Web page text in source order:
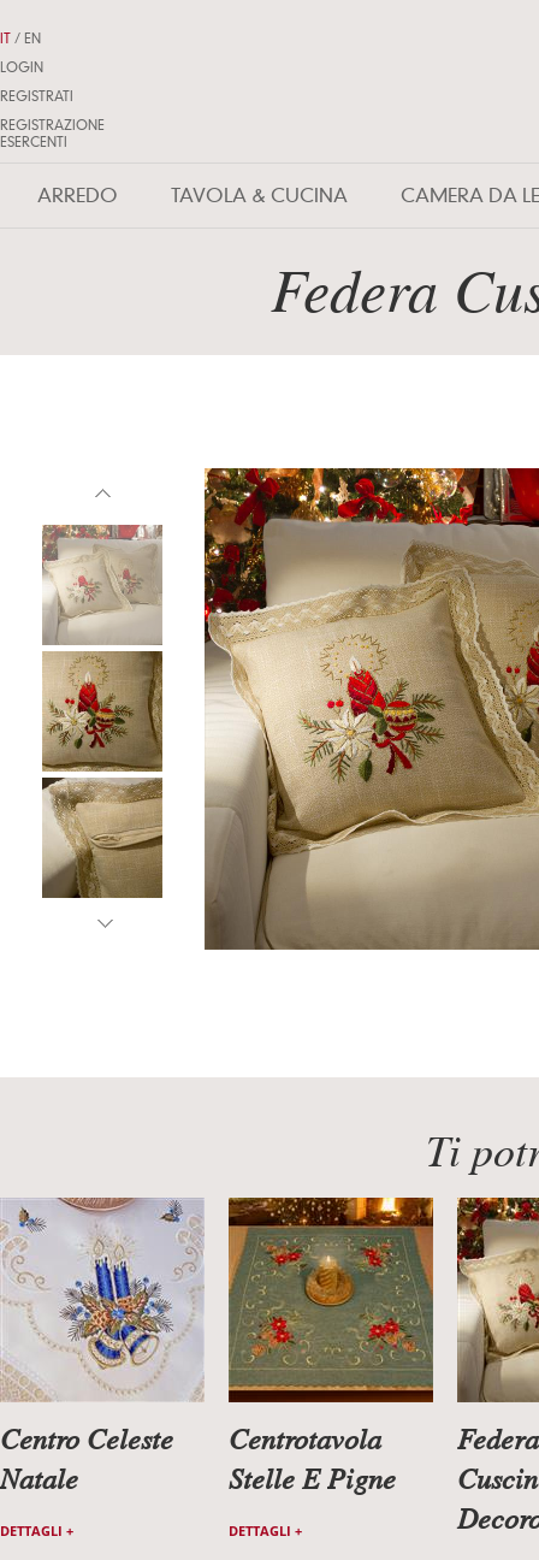
ARREDO TAVOLA & CUCINA CAMERA DA
IT / EN
LOGIN
REGISTRATI
REGISTRAZIONE
ESERCENTI
Federa
Ti
Centro Celeste
Natale
DETTAGLI +
Centrotavola
Stelle E Pigne
DETTAGLI +
Federa